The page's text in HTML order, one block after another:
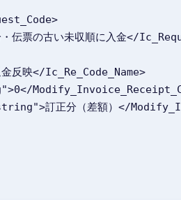
・伝票の古い未収順に入金</
返金反映</Ic_Re_Code_Name>
訂正分（差額）</